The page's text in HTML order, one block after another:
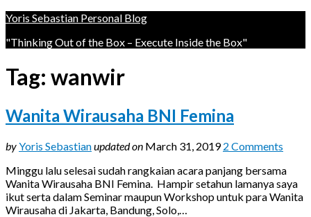
Yoris Sebastian Personal Blog
"Thinking Out of the Box – Execute Inside the Box"
Tag: wanwir
Wanita Wirausaha BNI Femina
byYoris Sebastianupdated on March 31, 2019 2 Comments
Minggu lalu selesai sudah rangkaian acara panjang bersama
Wanita Wirausaha BNI Femina. Hampir setahun lamanya saya
ikut serta dalam Seminar maupun Workshop untuk para Wanita
Wirausaha di Jakarta, Bandung, Solo,…